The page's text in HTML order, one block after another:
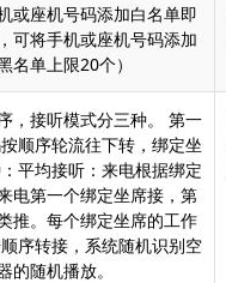
或座机号码添加白名单即
可将手机或座机号码添加
黑名单上限20个）
，接听模式分三种。 第一
顺序轮流往下转，绑定坐
平均接听：来电根据绑定
电第一个绑定坐席接，第
推。每个绑定坐席的工作
序转接，系统随机识别空
随机播放。